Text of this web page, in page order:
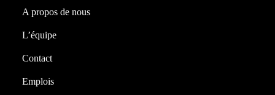
A propos de nous
L’équipe
Contact
Emplois